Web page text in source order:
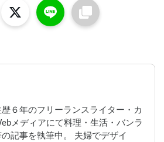
６年のフリーランスライター・カ
メディアにて料理・生活・バンラ
記事を執筆中。 夫婦でデザイ